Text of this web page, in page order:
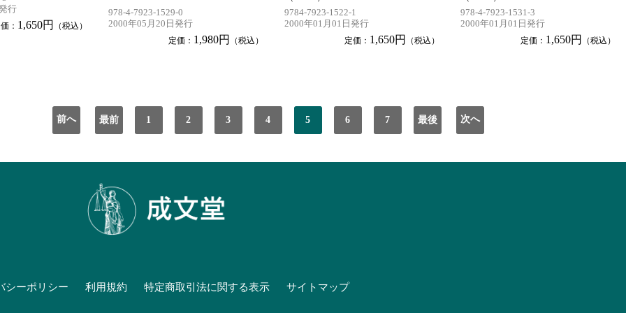
行
： 1,650円 （税込）
978-4-7923-1529-0
2000年05月20日発行
定価： 1,980円 （税込）
9784-7923-1522-1
2000年01月01日発行
定価： 1,650円 （税込）
978-4-7923-1531-3
2000年01月01日発行
定価： 1,650円 （税込）
前へ 最前 1 2 3 4 5 6 7 最後 次へ
シーポリシー 利用規約 特定商取引法に関する表示 サイトマップ